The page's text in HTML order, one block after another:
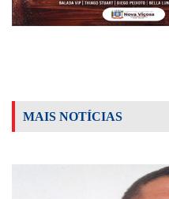
MAIS NOTÍCIAS